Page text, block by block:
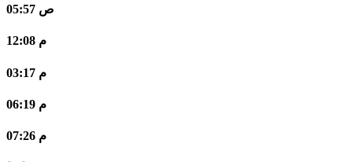
05:57 ص
12:08 م
03:17 م
06:19 م
07:26 م